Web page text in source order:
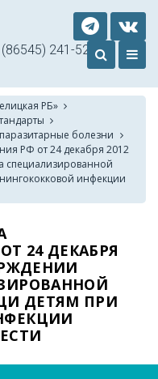
241-52
РБ»
болезни
РФ от 24 декабря 2012
специализированной
инфекции
24 ДЕКАБРЯ
ДЕТЯМ ПРИ